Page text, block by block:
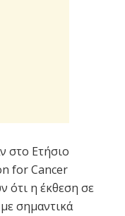
στο Ετήσιο
for Cancer
ότι η έκθεση σε
σημαντικά